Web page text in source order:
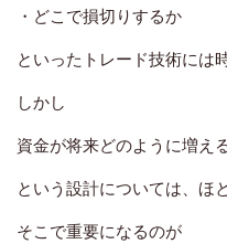
・どこで損切りするか
といったトレード技術には
しかし
資金が将来どのように増え
という設計については、ほ
そこで重要になるのが